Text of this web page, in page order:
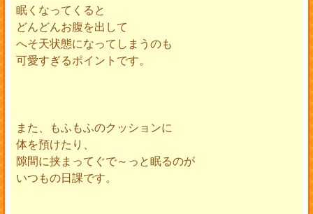
眠くなってくると
どんどんお腹を出して
へそ天状態になってしまうのも
可愛すぎるポイントです。
また、もふもふのクッションに
体を預けたり、
隙間に挟まってぐで～っと眠るのが
いつもの日課です。